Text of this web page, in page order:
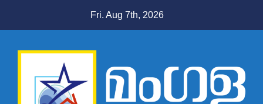
Fri. Aug 7th, 2026